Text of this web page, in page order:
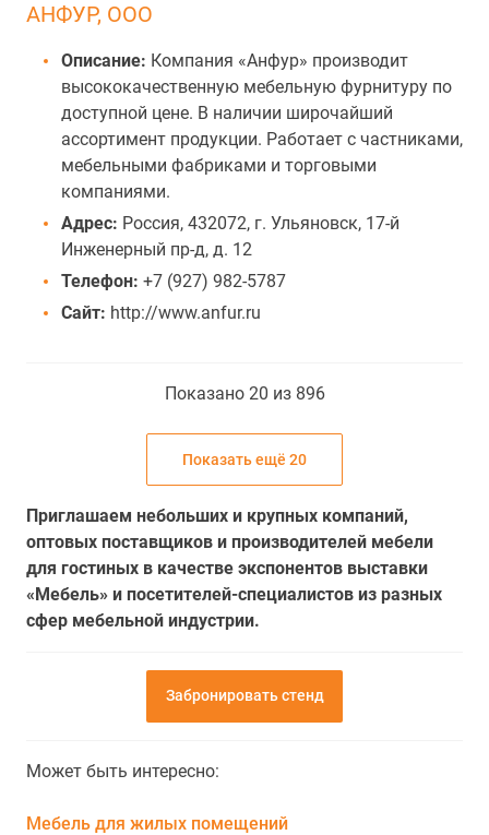
АНФУР, ООО
Описание: Компания «Анфур» производит
высококачественную мебельную фурнитуру по
доступной цене. В наличии широчайший
ассортимент продукции. Работает с частниками,
мебельными фабриками и торговыми
компаниями.
Адрес: Россия, 432072, г. Ульяновск, 17-й
Инженерный пр-д, д. 12
Телефон: +7 (927) 982-5787
Сайт: http://www.anfur.ru
Показано 20 из 896
Показать ещё 20
Приглашаем небольших и крупных компаний,
оптовых поставщиков и производителей мебели
для гостиных в качестве экспонентов выставки
«Мебель» и посетителей-специалистов из разных
сфер мебельной индустрии.
Забронировать стенд
Может быть интересно:
Мебель для жилых помещений